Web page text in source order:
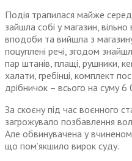
Подія трапилася майже серед
зайшла собі у магазин,
вподоби та вийшла з
поцуплені речі, згодом
пар штанів, плащі, рушники,
халати, гребінці, комплект
дрібничок – всього на суму 6
За скоєну під час воєнного
загрожувало позбавлення
Але обвинувачена у
що пом’якшило вирок суду.